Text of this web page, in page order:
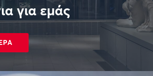
για εμάς